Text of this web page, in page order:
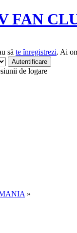
FAN
să te înregistrezi. Ai
de logare
»